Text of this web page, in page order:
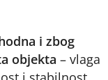
i zbog
objekta – vlaga